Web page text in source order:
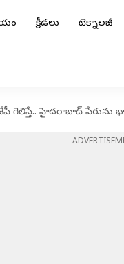
క్రీడలు టెక్నాలజీ
గెలిస్తే.. హైదరాబాద్ పేరును